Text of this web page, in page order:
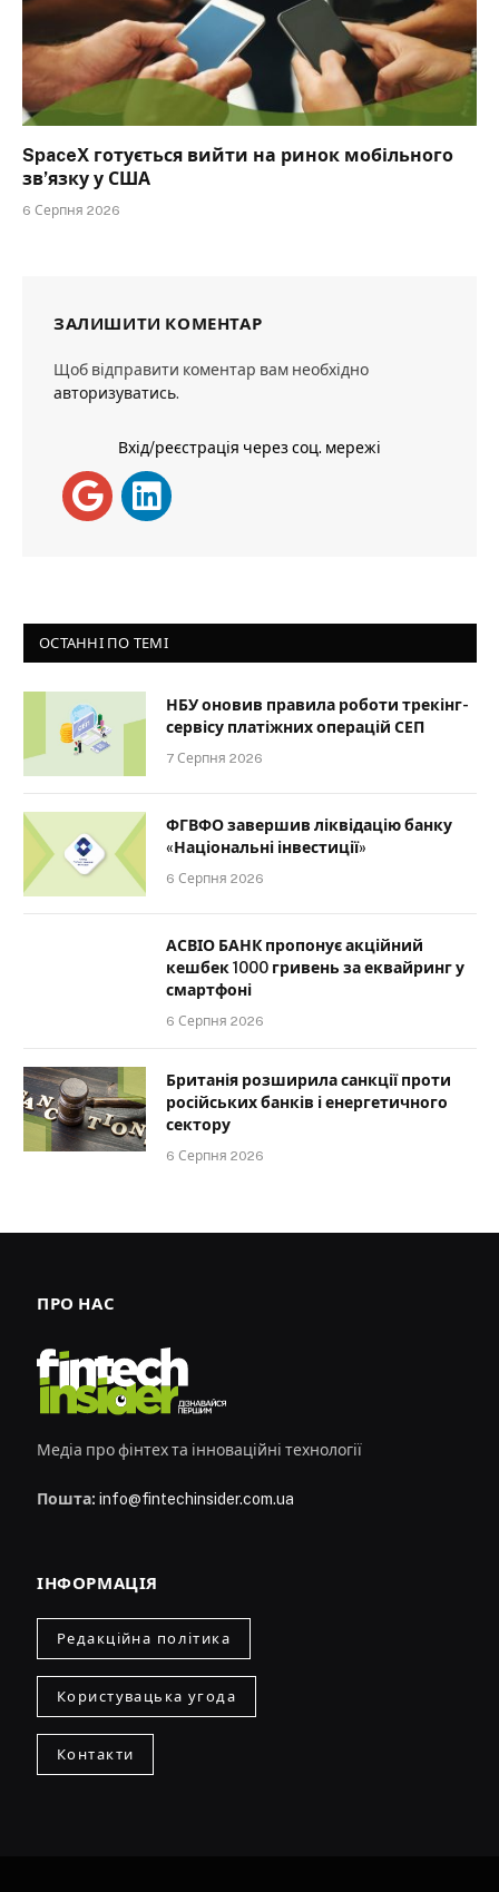
SpaceX готується вийти на ринок мобільного
зв’язку у США
6 Серпня 2026
ЗАЛИШИТИ КОМЕНТАР
Щоб відправити коментар вам необхідно
авторизуватись.
Вхід/реєстрація через соц. мережі
ОСТАННІ ПО ТЕМІ
НБУ оновив правила роботи трекінг-
сервісу платіжних операцій СЕП
7 Серпня 2026
ФГВФО завершив ліквідацію банку
«Національні інвестиції»
6 Серпня 2026
АСВІО БАНК пропонує акційний
кешбек 1000 гривень за еквайринг у
смартфоні
6 Серпня 2026
Британія розширила санкції проти
російських банків і енергетичного
сектору
6 Серпня 2026
ПРО НАС
Медіа про фінтех та інноваційні технології
Пошта: info@fintechinsider.com.ua
ІНФОРМАЦІЯ
Редакційна політика
Користувацька угода
Контакти